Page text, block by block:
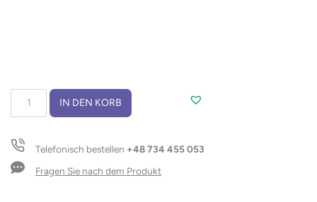
Baumwollbeutel
IN DEN KORB
Telefonisch bestellen +48 734 455 053
Fragen Sie nach dem Produkt